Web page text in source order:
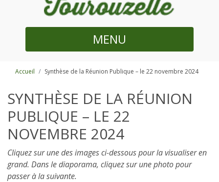
MENU
Accueil Synthèse de la Réunion Publique – le 22 novembre 2024
SYNTHÈSE DE LA RÉUNION
PUBLIQUE – LE 22
NOVEMBRE 2024
Cliquez sur une des images ci-dessous pour la visualiser en
grand. Dans le diaporama, cliquez sur une photo pour
passer à la suivante.